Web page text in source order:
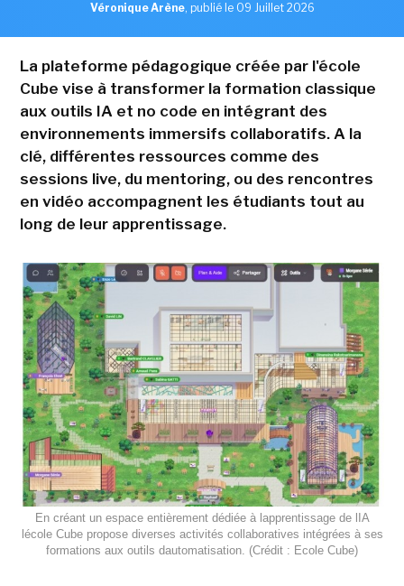
Véronique Arène, publié le 09 Juillet 2026
La plateforme pédagogique créée par l'école
Cube vise à transformer la formation classique
aux outils IA et no code en intégrant des
environnements immersifs collaboratifs. A la
clé, différentes ressources comme des
sessions live, du mentoring, ou des rencontres
en vidéo accompagnent les étudiants tout au
long de leur apprentissage.
En créant un espace entièrement dédiée à lapprentissage de lIA
lécole Cube propose diverses activités collaboratives intégrées à ses
formations aux outils dautomatisation. (Crédit : Ecole Cube)